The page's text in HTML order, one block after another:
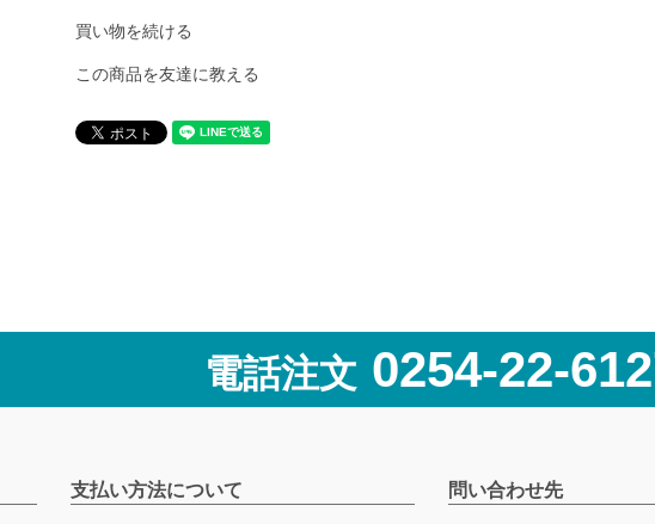
買い物を続ける
この商品を友達に教える
電話注文 0254-22-
支払い方法について 問い合わせ先